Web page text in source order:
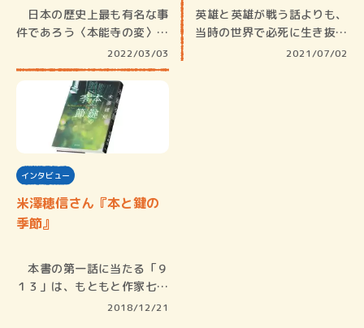
者…
日本の歴史上最も有名な事
件であろう〈本能寺の変〉が
2022/03/03
英雄と英雄が戦う話よりも、
当時の世界で必死に生き抜い
2021/07/02
インタビュー
米澤穂信さん『本と鍵の
季節』
本書の第一話に当たる「９
１３」は、もともと作家七名
2018/12/21